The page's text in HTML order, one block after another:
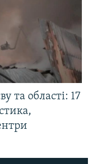
та області: 17